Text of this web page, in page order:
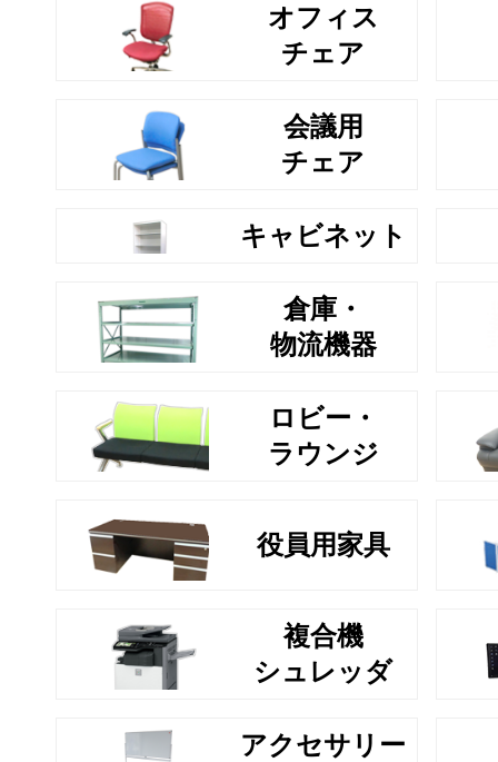
オフィス
チェア
会議用
チェア
キャビネット
倉庫・
物流機器
ロビー・
ラウンジ
役員用家具
複合機
シュレッダ
アクセサリー